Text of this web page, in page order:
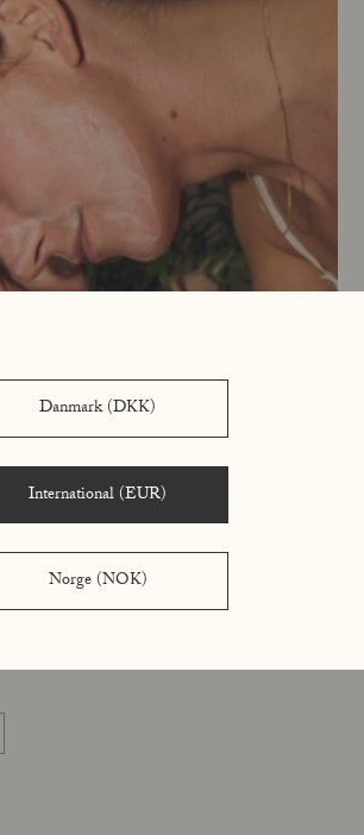
til dit forår
lag, mere luft, en følelse af friskhed
Danmark (DKK)
International (EUR)
Norge (NOK)